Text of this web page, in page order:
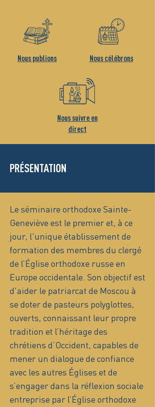
Nous publions Nous célébrons
Nous suivre en
direct
PRÉSENTATION
Le séminaire orthodoxe Sainte-
Geneviève est le premier et, à ce
jour, l'unique établissement de
formation des membres du clergé
de l’Église orthodoxe russe en
Europe occidentale. Son objectif est
d'aider le patriarcat de Moscou à
se doter de pasteurs polyglottes,
ouverts, connaissant leur propre
tradition et l’héritage des
chrétiens d’Occident, capables de
mener un dialogue de confiance
avec les autres Églises et de
s’engager dans la réflexion sociale
entreprise par l’Église orthodoxe